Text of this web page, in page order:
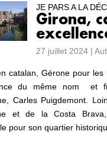
JE PARS A LA
Girona,
27 juillet 2024 |
catalan, Gérone pour
du même nom et
Carles Puigdemont.
et de la Costa
pour son quartier